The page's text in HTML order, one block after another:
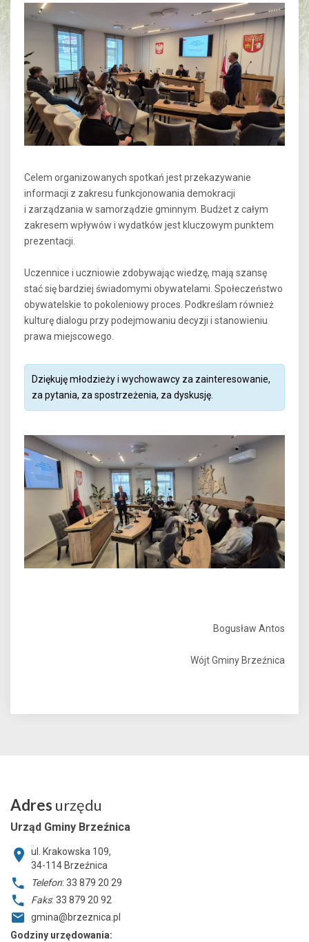
Celem organizowanych spotkań jest przekazywanie
informacji z zakresu funkcjonowania demokracji
i zarządzania w samorządzie gminnym. Budżet z całym
zakresem wpływów i wydatków jest kluczowym punktem
prezentacji.
Uczennice i uczniowie zdobywając wiedzę, mają szansę
stać się bardziej świadomymi obywatelami. Społeczeństwo
obywatelskie to pokoleniowy proces. Podkreślam również
kulturę dialogu przy podejmowaniu decyzji i stanowieniu
prawa miejscowego.
Dziękuję młodzieży i wychowawcy za zainteresowanie,
za pytania, za spostrzeżenia, za dyskusję.
Bogusław Antos
Wójt Gminy Brzeźnica
Adres urzędu
Urząd Gminy Brzeźnica
ul. Krakowska 109,
34-114 Brzeźnica
Telefon: 33 879 20 29
Faks: 33 879 20 92
gmina@brzeznica.pl
Godziny urzędowania: